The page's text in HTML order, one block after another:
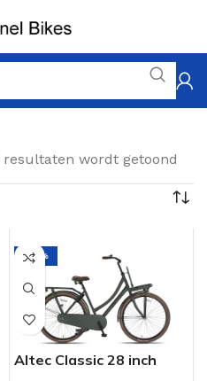
resultaten wordt getoond
-25%
Altec Classic 28 inch